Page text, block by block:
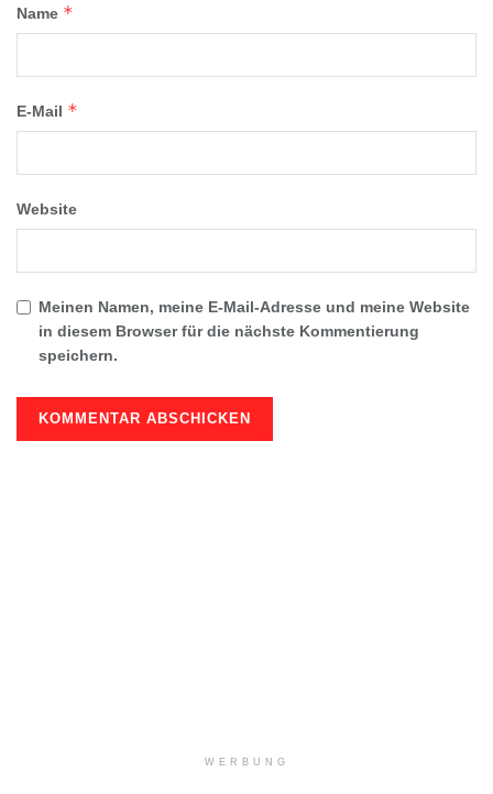
Name *
E-Mail *
Website
Meinen Namen, meine E-Mail-Adresse und meine Website
in diesem Browser für die nächste Kommentierung
speichern.
WERBUNG